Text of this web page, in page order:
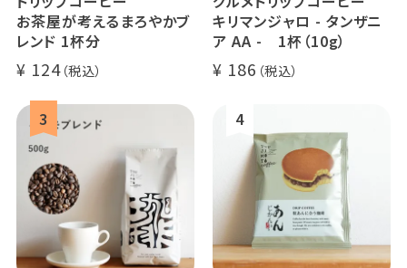
お茶屋が考えるまろやかブ
レンド 1杯分
124
キリマンジャロ - タンザニ
ア AA - 1杯（10g）
186